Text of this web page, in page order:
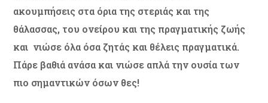
ακουμπήσεις στα όρια της στεριάς και της
θάλασσας, του ονείρου και της πραγματικής ζωής
και νιώσε όλα όσα ζητάς και θέλεις πραγματικά.
Πάρε βαθιά ανάσα και νιώσε απλά την ουσία των
πιο σημαντικών όσων θες!